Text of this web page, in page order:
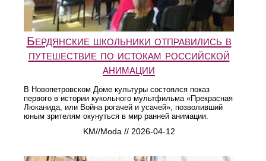
Бердянские школьники отправились в
путешествие по истокам российской
анимации
В Новопетровском Доме культуры состоялся показ
первого в истории кукольного мультфильма «Прекрасная
Люканида, или Война рогачей и усачей», позволивший
юным зрителям окунуться в мир ранней анимации.
KM//Moda // 2026-04-12